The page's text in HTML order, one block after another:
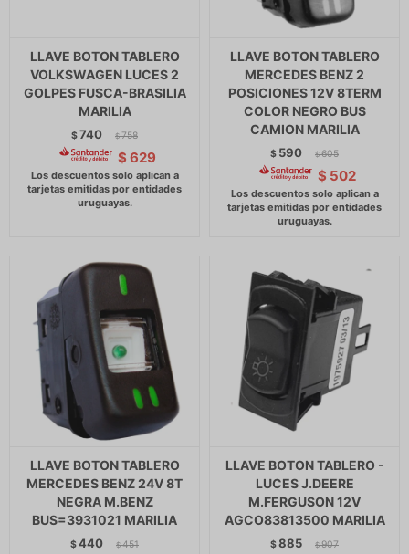
LLAVE BOTON TABLERO
VOLKSWAGEN LUCES 2
GOLPES FUSCA-BRASILIA
MARILIA
$740 $ 758
$ 629
LLAVE BOTON TABLERO
MERCEDES BENZ 2
POSICIONES 12V 8TERM
COLOR NEGRO BUS
CAMION MARILIA
$ 590 $ 605
$ 502
LLAVE BOTON TABLERO
MERCEDES BENZ 24V 8T
NEGRA M.BENZ
BUS=3931021 MARILIA
$440 $ 451
LLAVE BOTON TABLERO -
LUCES J.DEERE
M.FERGUSON 12V
AGCO83813500 MARILIA
$885 $ 907